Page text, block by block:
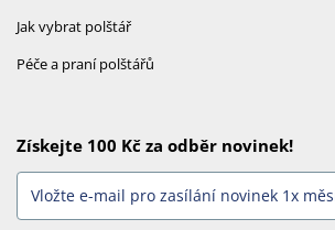
Jak vybrat polštář
Péče a praní polštářů
Získejte 100 Kč za odběr novinek!